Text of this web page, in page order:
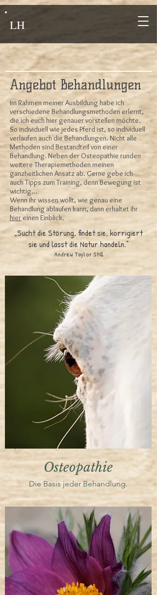
LH
Angebot Behandlungen
Im Rahmen meiner Ausbildung habe ich
verschiedene Behandlungsmethoden erlernt,
die ich euch hier genauer vorstellen möchte.
So individuell wie jedes Pferd ist, so individuell
verlaufen auch die Behandlungen. Nicht alle
Methoden sind Bestandteil von einer
Behandlung. Neben der Osteopathie runden
weitere Therapiemethoden meinen
ganzheitlichen Ansatz ab. Gerne gebe ich
auch Tipps zum Training, denn Bewegung ist
wichtig...
Wenn ihr wissen wollt, wie genau eine
Behandlung ablaufen kann, dann erhaltet ihr
hier einen Einblick.
„Sucht die Störung, findet sie, korrigiert
sie und lasst die Natur handeln.“
Andrew Taylor Still
Osteopathie
Die Basis jeder Behandlung.